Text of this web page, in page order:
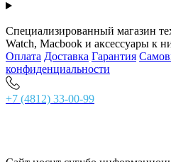
Специализированный магазин
Watch, Macbook и аксессуары к
Оплата Доставка Гарантия
конфиденциальности
+7 (4812) 33-00-99